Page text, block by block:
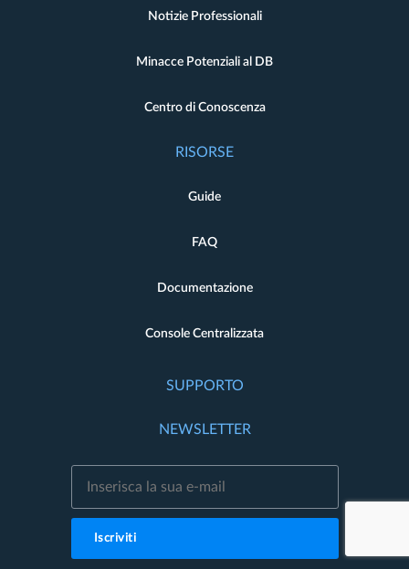
Notizie Professionali
Minacce Potenziali al DB
Centro di Conoscenza
RISORSE
Guide
FAQ
Documentazione
Console Centralizzata
SUPPORTO
NEWSLETTER
Iscriviti